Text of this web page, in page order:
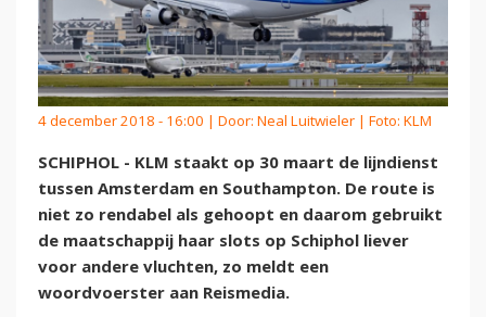
4 december 2018 - 16:00 | Door: Neal Luitwieler | Foto: KLM
SCHIPHOL - KLM staakt op 30 maart de lijndienst
tussen Amsterdam en Southampton. De route is
niet zo rendabel als gehoopt en daarom gebruikt
de maatschappij haar slots op Schiphol liever
voor andere vluchten, zo meldt een
woordvoerster aan Reismedia.